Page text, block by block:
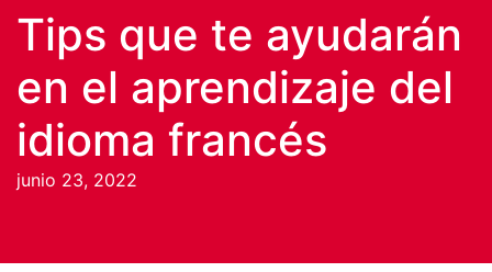
Tips que te ayudarán
en el aprendizaje del
idioma francés
junio 23, 2022